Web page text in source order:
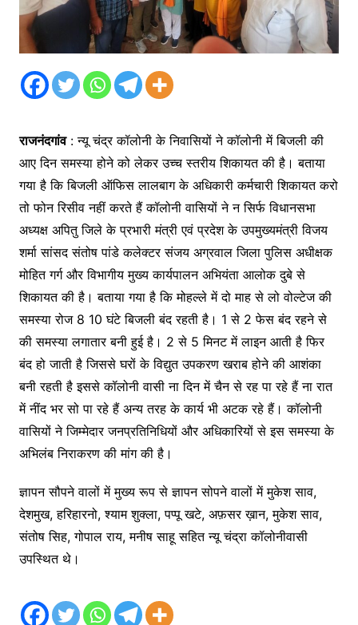
राजनंदगांव: न्यू चंद्र कॉलोनी के निवासियों ने कॉलोनी में बिजली की
आए दिन समस्या होने को लेकर उच्च स्तरीय शिकायत की है। बताया
गया है कि बिजली ऑफिस लालबाग के अधिकारी कर्मचारी शिकायत करो
तो फोन रिसीव नहीं करते हैं कॉलोनी वासियों ने न सिर्फ विधानसभा
अध्यक्ष अपितु जिले के प्रभारी मंत्री एवं प्रदेश के उपमुख्यमंत्री विजय
शर्मा सांसद संतोष पांडे कलेक्टर संजय अग्रवाल जिला पुलिस अधीक्षक
मोहित गर्ग और विभागीय मुख्य कार्यपालन अभियंता आलोक दुबे से
शिकायत की है। बताया गया है कि मोहल्ले में दो माह से लो वोल्टेज की
समस्या रोज 8 10 घंटे बिजली बंद रहती है। 1 से 2 फेस बंद रहने से
की समस्या लगातार बनी हुई है। 2 से 5 मिनट में लाइन आती है फिर
बंद हो जाती है जिससे घरों के विद्युत उपकरण खराब होने की आशंका
बनी रहती है इससे कॉलोनी वासी ना दिन में चैन से रह पा रहे हैं ना रात
में नींद भर सो पा रहे हैं अन्य तरह के कार्य भी अटक रहे हैं। कॉलोनी
वासियों ने जिम्मेदार जनप्रतिनिधियों और अधिकारियों से इस समस्या के
अभिलंब निराकरण की मांग की है।
ज्ञापन सौपने वालों में मुख्य रूप से ज्ञापन सोपने वालों में मुकेश साव,
देशमुख, हरिहारनो, श्याम शुक्ला, पप्पू खटे, अफ़सर ख़ान, मुकेश साव,
संतोष सिह, गोपाल राय, मनीष साहू सहित न्यू चंद्रा कॉलोनीवासी
उपस्थित थे।